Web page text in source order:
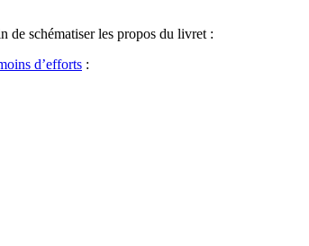
de schématiser les propos du livret :
d’efforts :